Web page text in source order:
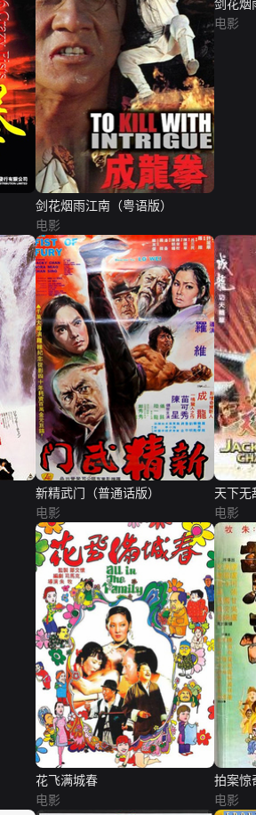
剑花烟雨江南（粤语版）
电影
剑花烟
电影
新精武门（普通话版）
电影
天下无
电影
花飞满城春
电影
拍案惊
电影